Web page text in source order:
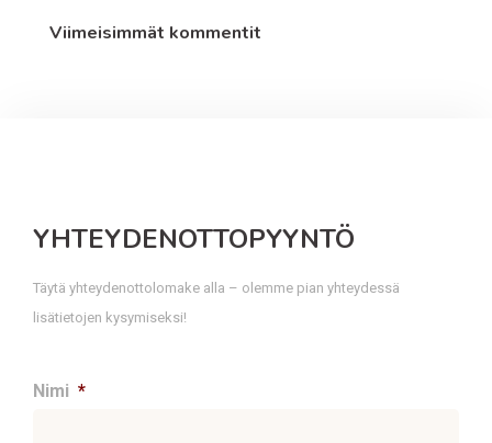
Viimeisimmät kommentit
YHTEYDENOTTOPYYNTÖ
Täytä yhteydenottolomake alla – olemme pian yhteydessä
lisätietojen kysymiseksi!
Nimi *